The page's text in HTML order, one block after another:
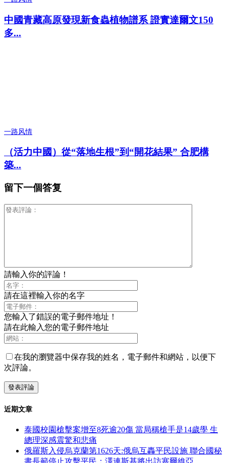
中國青藏高原發現新食蟲植物譜系 證實達爾文150
多...
一路风情
（活力中國）從“落地生根”到“開花結果” 合肥構
築...
留下一個答复
請輸入你的評論！
請在這裡輸入你的名字
您輸入了錯誤的電子郵件地址！
請在此輸入您的電子郵件地址
在我的瀏覽器中保存我的姓名，電子郵件和網站，以便下
次評論。
近期文章
泰國校園槍擊案增至8死逾20傷 當局稱槍手是14歲學 生
總理深感震驚和悲痛
俄羅斯入侵烏克蘭第1626天:俄烏互轟平民設施 聯合國秘